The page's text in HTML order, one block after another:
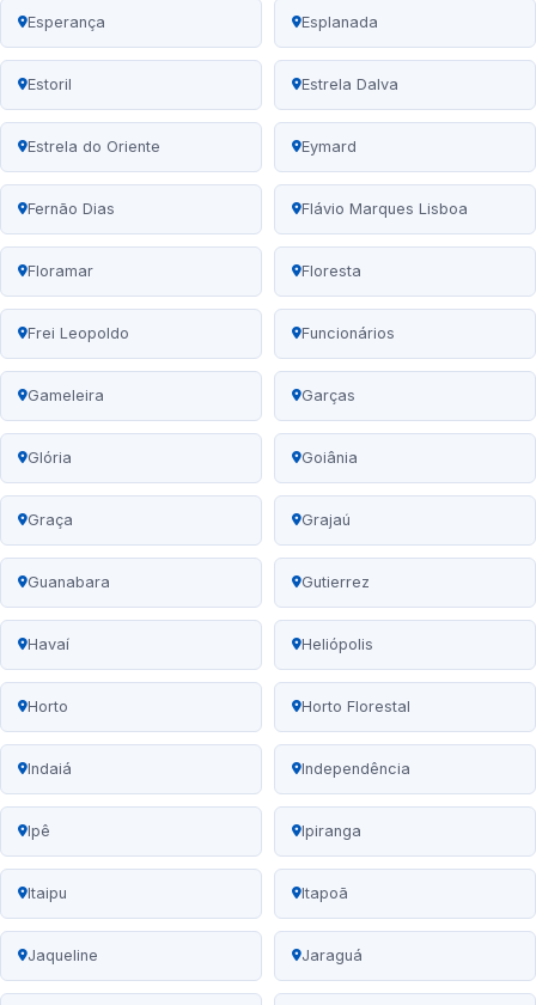
Esperança Esplanada
Estoril Estrela Dalva
Estrela do Oriente Eymard
Fernão Dias Flávio Marques Lisboa
Floramar Floresta
Frei Leopoldo Funcionários
Gameleira Garças
Glória Goiânia
Graça Grajaú
Guanabara Gutierrez
Havaí Heliópolis
Horto Horto Florestal
Indaiá Independência
Ipê Ipiranga
Itaipu Itapoã
Jaqueline Jaraguá